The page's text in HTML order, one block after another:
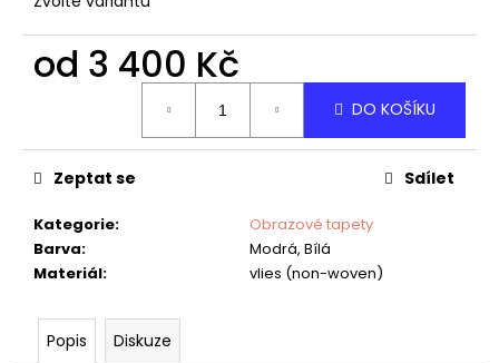
od 3 400 Kč
DO KOŠÍKU
Kategorie:
Obrazové tapety
Barva:
Modrá, Bílá
Materiál: vlies (non-woven)
Zeptat se Sdílet
Popis Diskuze
u
j
e
e
TAPETA
07